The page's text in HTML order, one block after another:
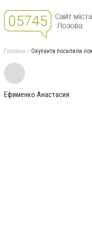
Головна Окупанти посилили
Ефименко Анастасия